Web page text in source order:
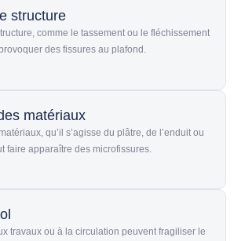
structure
comme le tassement ou le fléchissement
des fissures au plafond.
matériaux
qu’il s’agisse du plâtre, de l’enduit ou
faire apparaître des microfissures.
travaux ou à la circulation peuvent fragiliser le